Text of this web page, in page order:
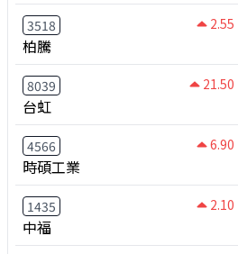
3518 2.55
柏騰
8039 21.50
台虹
4566 6.90
時碩工業
1435 2.10
中福